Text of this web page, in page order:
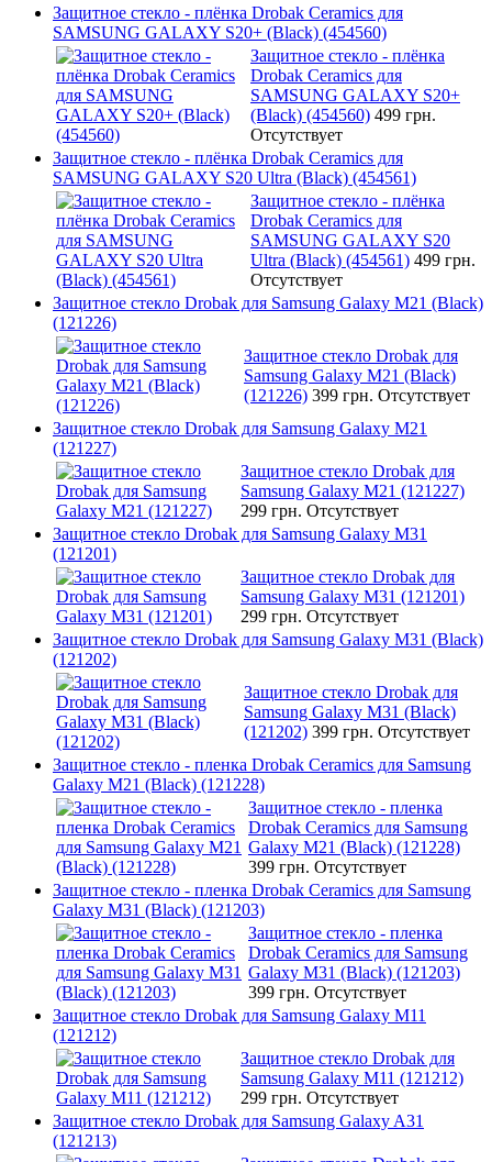
Защитное стекло - плёнка Drobak Ceramics для
SAMSUNG GALAXY S20+ (Black) (454560)
Защитное стекло - плёнка
Drobak Ceramics для
SAMSUNG GALAXY S20+
(Black) (454560) 499 грн.
Отсутствует
Защитное стекло - плёнка Drobak Ceramics для
SAMSUNG GALAXY S20 Ultra (Black) (454561)
Защитное стекло - плёнка
Drobak Ceramics для
SAMSUNG GALAXY S20
Ultra (Black) (454561) 499 грн.
Отсутствует
Защитное стекло Drobak для Samsung Galaxy М21 (Black)
(121226)
Защитное стекло Drobak для
Samsung Galaxy М21 (Black)
(121226) 399 грн. Отсутствует
Защитное стекло Drobak для Samsung Galaxy М21
(121227)
Защитное стекло Drobak для
Samsung Galaxy М21 (121227)
299 грн. Отсутствует
Защитное стекло Drobak для Samsung Galaxy М31
(121201)
Защитное стекло Drobak для
Samsung Galaxy М31 (121201)
299 грн. Отсутствует
Защитное стекло Drobak для Samsung Galaxy М31 (Black)
(121202)
Защитное стекло Drobak для
Samsung Galaxy М31 (Black)
(121202) 399 грн. Отсутствует
Защитное стекло - пленка Drobak Ceramics для Samsung
Galaxy M21 (Black) (121228)
Защитное стекло - пленка
Drobak Ceramics для Samsung
Galaxy M21 (Black) (121228)
399 грн. Отсутствует
Защитное стекло - пленка Drobak Ceramics для Samsung
Galaxy M31 (Black) (121203)
Защитное стекло - пленка
Drobak Ceramics для Samsung
Galaxy M31 (Black) (121203)
399 грн. Отсутствует
Защитное стекло Drobak для Samsung Galaxy M11
(121212)
Защитное стекло Drobak для
Samsung Galaxy M11 (121212)
299 грн. Отсутствует
Защитное стекло Drobak для Samsung Galaxy A31
(121213)